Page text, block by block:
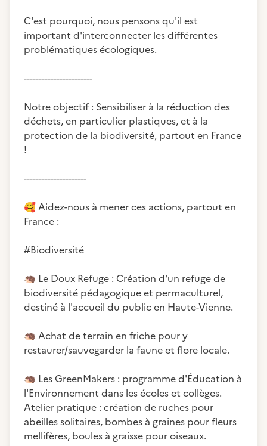
C'est pourquoi, nous pensons qu'il est
important d'interconnecter les différentes
problématiques écologiques.
-----------------------
Notre objectif : Sensibiliser à la réduction des
déchets, en particulier plastiques, et à la
protection de la biodiversité, partout en France
!
---------------------
🥰Aidez-nous à mener ces actions, partout en
France :
#Biodiversité
🦔 Le Doux Refuge : Création d'un refuge de
biodiversité pédagogique et permaculturel,
destiné à l'accueil du public en Haute-Vienne.
🦔 Achat de terrain en friche pour y
restaurer/sauvegarder la faune et flore locale.
🦔 Les GreenMakers : programme d'Éducation à
l'Environnement dans les écoles et collèges.
Atelier pratique : création de ruches pour
abeilles solitaires, bombes à graines pour fleurs
mellifères, boules à graisse pour oiseaux.